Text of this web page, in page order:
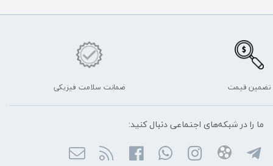
تضمین قیمت ضمانت سلامت فیزیکی
ما را در شبکه‌های اجتماعی دنبال کنید: